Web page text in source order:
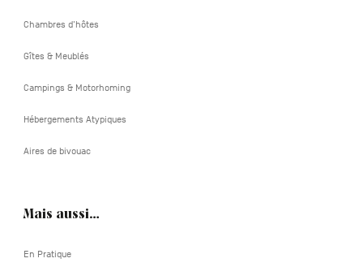
Chambres d'hôtes
Gîtes & Meublés
Campings & Motorhoming
Hébergements Atypiques
Aires de bivouac
Mais aussi…
En Pratique